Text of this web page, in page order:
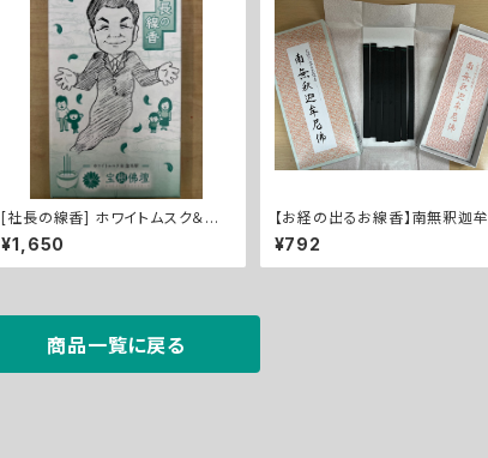
[社長の線香] ホワイトムスク＆金
木犀
¥1,650
【お経の出るお線香】南無釈迦牟
尼佛
¥792
商品一覧に戻る